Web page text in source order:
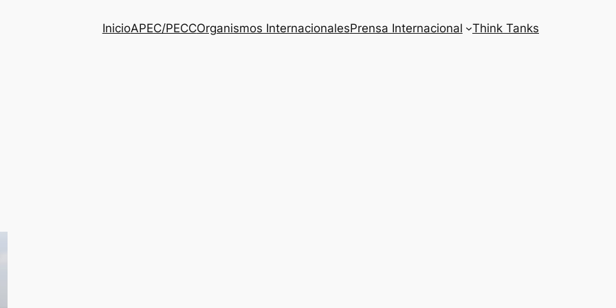
InicioAPEC/PECCOrganismos InternacionalesPrensa Internacional Think Tanks